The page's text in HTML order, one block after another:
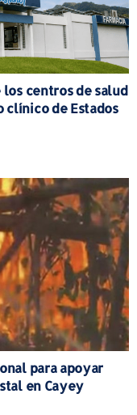
centros de salud
clínico de Estados
para apoyar
en Cayey